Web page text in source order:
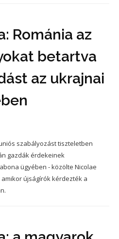
Románia az
betartva
az ukrajnai
szabályozást tiszteletben
gazdák érdekeinek
ügyében - közölte Nicolae
újságírók kérdezték a